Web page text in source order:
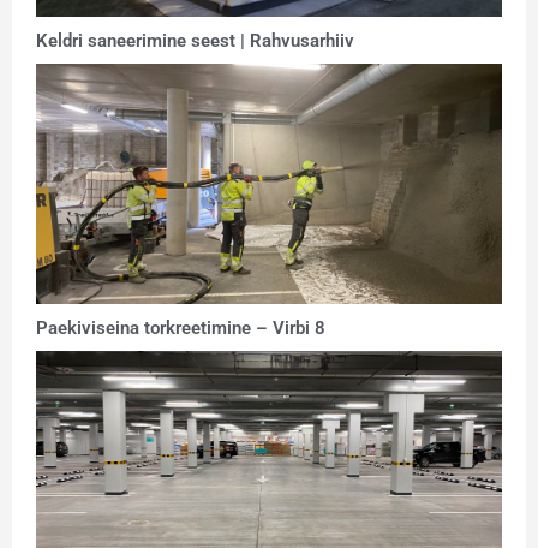
Keldri saneerimine seest | Rahvusarhiiv
Paekiviseina torkreetimine – Virbi 8